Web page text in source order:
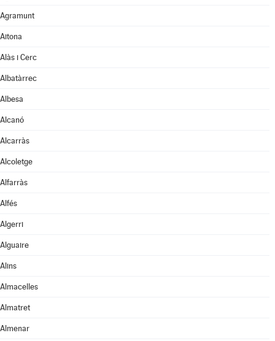
Agramunt
Aitona
Alàs i Cerc
Albatàrrec
Albesa
Alcanó
Alcarràs
Alcoletge
Alfarràs
Alfés
Algerri
Alguaire
Alins
Almacelles
Almatret
Almenar